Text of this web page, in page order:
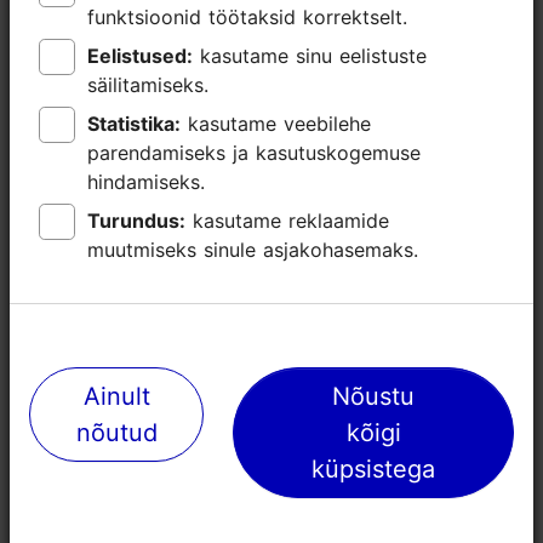
Tööstuspärand ja uus energia
funktsioonid töötaksid korrektselt.
Eelistused:
säilitamiseks.
Statistika:
parendamiseks ja kasutuskogemuse
hindamiseks.
Turundus:
muutmiseks sinule asjakohasemaks.
Ainult
nõutud
Nõustu
kõigi
küpsistega
funktsioonid töötaksid korrektselt.
Eelistused:
säilitamiseks.
Statistika:
parendamiseks ja kasutuskogemuse
hindamiseks.
Turundus:
muutmiseks sinule asjakohasemaks.
Ainult
nõutud
Nõustu
kõigi
küpsistega